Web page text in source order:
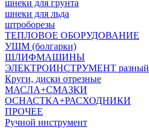
шнеки для грунта
шнеки для льда
штроборезы
ТЕПЛОВОЕ ОБОРУДОВАНИЕ
УШМ (болгарки)
ШЛИФМАШИНЫ
ЭЛЕКТРОИНСТРУМЕНТ разный
Круги, диски отрезные
МАСЛА+СМАЗКИ
ОСНАСТКА+РАСХОДНИКИ
ПРОЧЕЕ
Ручной инструмент